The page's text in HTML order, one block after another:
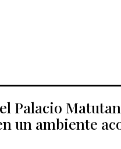
Palacio
un ambiente